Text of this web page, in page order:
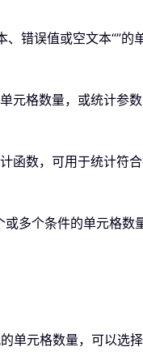
错误值或空文本“”的
元格数量，或统计参
函数，可用于统计符合
多个条件的单元格数
单元格数量，可以选择